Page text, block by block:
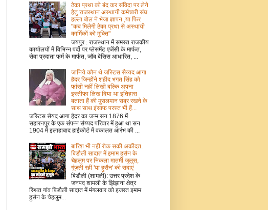
ठेका प्रथा को बंद कर संविदा पर लेने
हेतु राजस्थान अस्थायी कर्मचारी संघ
हल्ला बोल ने भेजा ज्ञापन ,या फिर
"कब मिलेगी ठेका प्रथा से अस्थायी
कार्मिकों को मुक्ति"
जयपुर : राजस्थान में समस्त राजकीय
कार्यालयों में विभिन्न पदों पर प्लेसमेंट एजेंसी के मार्फत,
सेवा प्रदाता फर्म के मार्फत, जॉब बेसिस आधारित, ...
जानिये कौन थे जस्टिस सैय्यद आगा
हैदर जिन्होंने शहीद भगत सिंह को
फांसी नहीं लिखी बल्कि अपना
इस्तीफा लिख दिया था इतिहास
बताता हैं की मुसलमान सब्र रखने के
साथ साथ इंसाफ परस्त भी हैं...
जस्टिस सैयद आगा हैदर का जन्म सन 1876 में
सहारनपुर के एक संपन्न सैय्यद परिवार में हुआ था सन
1904 में इलाहाबाद हाईकोर्ट में वकालत आरंभ की ...
बारिश भी नहीं रोक सकी अकीदत:
बिडौली सादात में इमाम हुसैन के
चेहलुम पर निकला मातमी जुलूस,
गूंजती रहीं 'या हुसैन' की सदाएं
बिडौली (शामली): उत्तर प्रदेश के
जनपद शामली के झिंझाना क्षेत्र
स्थित गांव बिडौली सादात में मंगलवार को हजरत इमाम
हुसैन के चेहलुम...